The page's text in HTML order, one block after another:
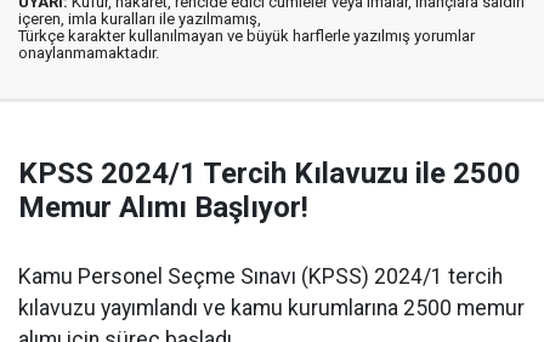
içeren, imla kuralları ile yazılmamış,
Türkçe karakter kullanılmayan ve büyük harflerle yazılmış yorumlar
onaylanmamaktadır.
KPSS 2024/1 Tercih Kılavuzu ile 2500
Memur Alımı Başlıyor!
Kamu Personel Seçme Sınavı (KPSS) 2024/1 tercih
kılavuzu yayımlandı ve kamu kurumlarına 2500 memur